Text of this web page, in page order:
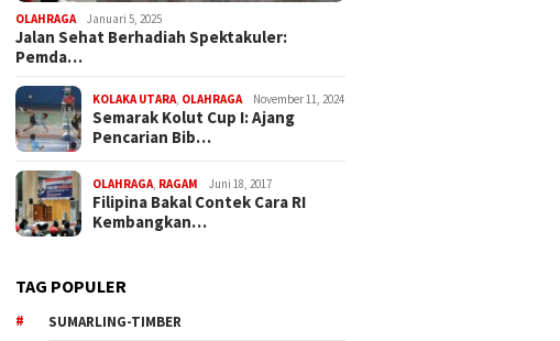
OLAHRAGA Januari 5, 2025
Jalan Sehat Berhadiah Spektakuler:
Pemda…
KOLAKA UTARA, OLAHRAGA November 11, 2024
Semarak Kolut Cup I: Ajang
Pencarian Bib…
OLAHRAGA, RAGAM Juni 18, 2017
Filipina Bakal Contek Cara RI
Kembangkan…
TAG POPULER
SUMARLING-TIMBER